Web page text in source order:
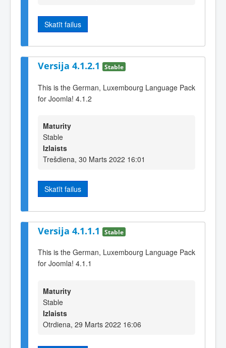
Skatīt failus
Versija 4.1.2.1 Stable
This is the German, Luxembourg Language Pack
for Joomla! 4.1.2
Maturity
Stable
Izlaists
Trešdiena, 30 Marts 2022 16:01
Skatīt failus
Versija 4.1.1.1 Stable
This is the German, Luxembourg Language Pack
for Joomla! 4.1.1
Maturity
Stable
Izlaists
Otrdiena, 29 Marts 2022 16:06